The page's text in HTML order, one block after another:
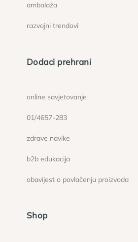
ambalaža
razvojni trendovi
Dodaci prehrani
online savjetovanje
01/4657-283
zdrave navike
b2b edukacija
obavijest o povlačenju proizvoda
Shop